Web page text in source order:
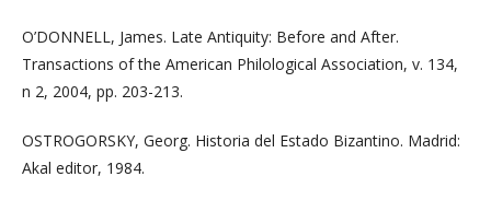
O’DONNELL, James. Late Antiquity: Before and After.
Transactions of the American Philological Association, v. 134,
n 2, 2004, pp. 203-213.
OSTROGORSKY, Georg. Historia del Estado Bizantino. Madrid:
Akal editor, 1984.